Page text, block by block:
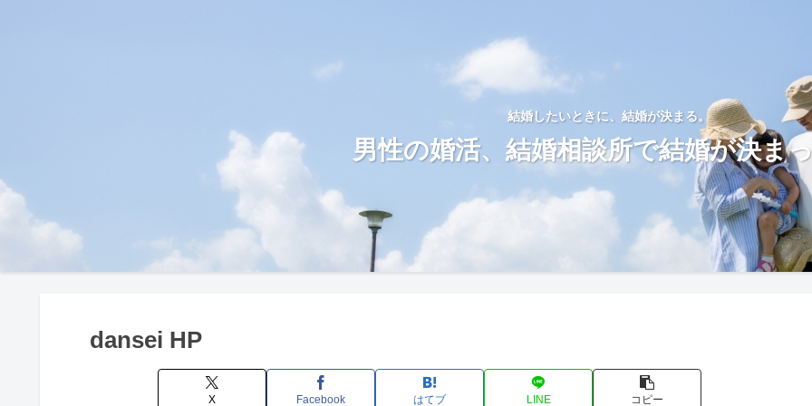
結婚したいときに、結婚が決まる。
男性の婚活、結婚相談所で結婚が決ま
dansei HP
X Facebook はてブ LINE コピー